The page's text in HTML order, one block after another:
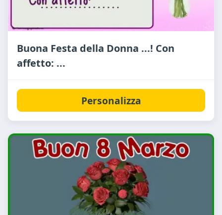
Buona Festa della Donna ...! Con
affetto: ...
Personalizza